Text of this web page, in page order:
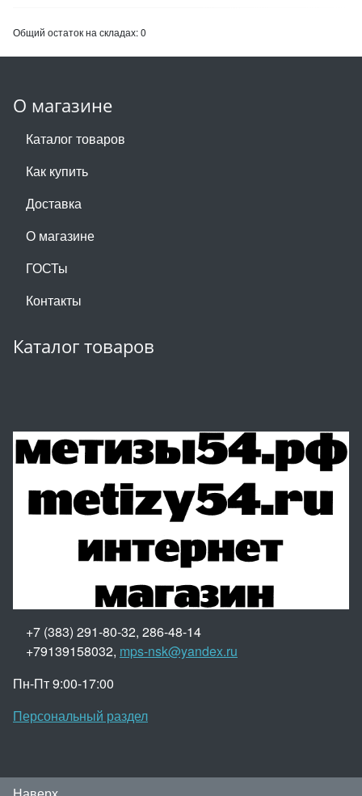
Общий остаток на складах:0
О магазине
Каталог товаров
Как купить
Доставка
О магазине
ГОСТы
Контакты
Каталог товаров
+7 (383) 291-80-32, 286-48-14
+79139158032, mps-nsk@yandex.ru
Пн-Пт 9:00-17:00
Персональный раздел